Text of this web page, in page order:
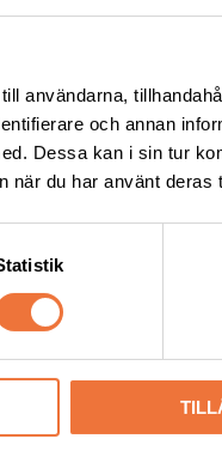
användarna,
och annan
Dessa kan i sin tur
när du har använt deras